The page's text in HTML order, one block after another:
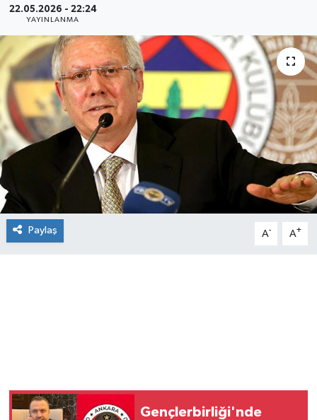
22.05.2026 - 22:24
YAYINLANMA
Paylaş A- A+
Gençlerbirliği'nde